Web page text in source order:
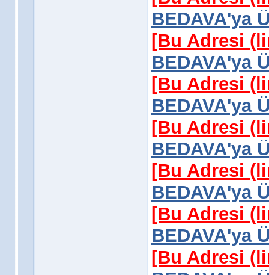
BEDAVA'ya
[Bu Adresi
BEDAVA'ya
[Bu Adresi
BEDAVA'ya
[Bu Adresi
BEDAVA'ya
[Bu Adresi
BEDAVA'ya
[Bu Adresi
BEDAVA'ya
[Bu Adresi